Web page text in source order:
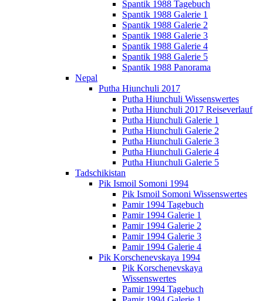
Spantik 1988 Tagebuch
Spantik 1988 Galerie 1
Spantik 1988 Galerie 2
Spantik 1988 Galerie 3
Spantik 1988 Galerie 4
Spantik 1988 Galerie 5
Spantik 1988 Panorama
Nepal
Putha Hiunchuli 2017
Putha Hiunchuli Wissenswertes
Putha Hiunchuli 2017 Reiseverlauf
Putha Hiunchuli Galerie 1
Putha Hiunchuli Galerie 2
Putha Hiunchuli Galerie 3
Putha Hiunchuli Galerie 4
Putha Hiunchuli Galerie 5
Tadschikistan
Pik Ismoil Somoni 1994
Pik Ismoil Somoni Wissenswertes
Pamir 1994 Tagebuch
Pamir 1994 Galerie 1
Pamir 1994 Galerie 2
Pamir 1994 Galerie 3
Pamir 1994 Galerie 4
Pik Korschenevskaya 1994
Pik Korschenevskaya
Wissenswertes
Pamir 1994 Tagebuch